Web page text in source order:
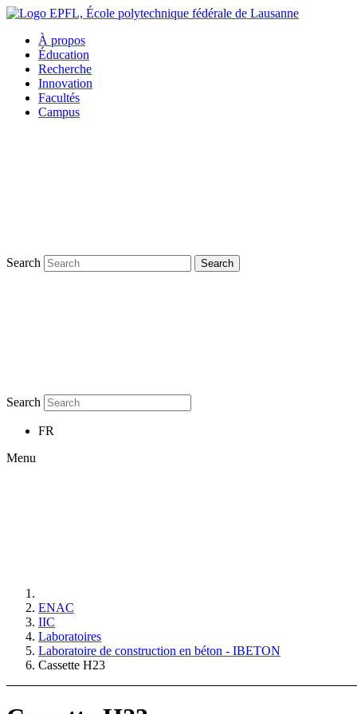
À propos
Éducation
Recherche
Innovation
Facultés
Campus
Search Search
Search
FR
Menu
ENAC
IIC
Laboratoires
Laboratoire de construction en béton - IBETON
Cassette H23